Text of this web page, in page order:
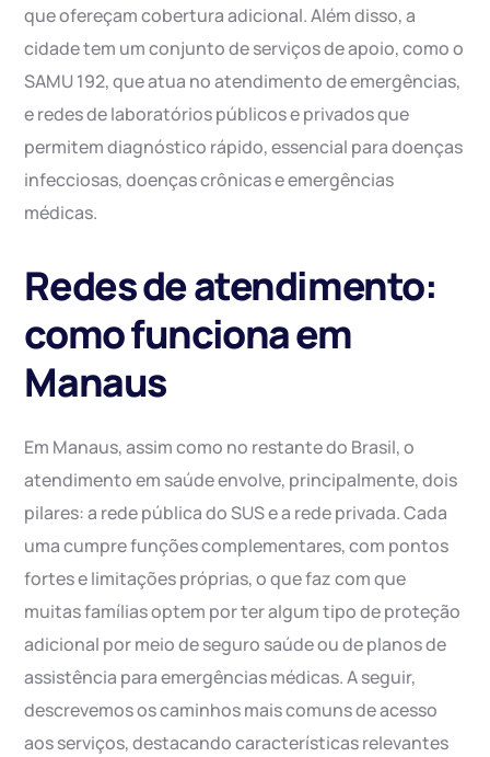
que ofereçam cobertura adicional. Além disso, a
cidade tem um conjunto de serviços de apoio, como o
SAMU 192, que atua no atendimento de emergências,
e redes de laboratórios públicos e privados que
permitem diagnóstico rápido, essencial para doenças
infecciosas, doenças crônicas e emergências
médicas.
Redes de atendimento:
como funciona em
Manaus
Em Manaus, assim como no restante do Brasil, o
atendimento em saúde envolve, principalmente, dois
pilares: a rede pública do SUS e a rede privada. Cada
uma cumpre funções complementares, com pontos
fortes e limitações próprias, o que faz com que
muitas famílias optem por ter algum tipo de proteção
adicional por meio de seguro saúde ou de planos de
assistência para emergências médicas. A seguir,
descrevemos os caminhos mais comuns de acesso
aos serviços, destacando características relevantes